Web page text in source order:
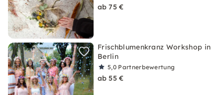
ab 75 €
Frischblumenkranz Workshop in
Berlin
5,0 Partnerbewertung
ab 55 €